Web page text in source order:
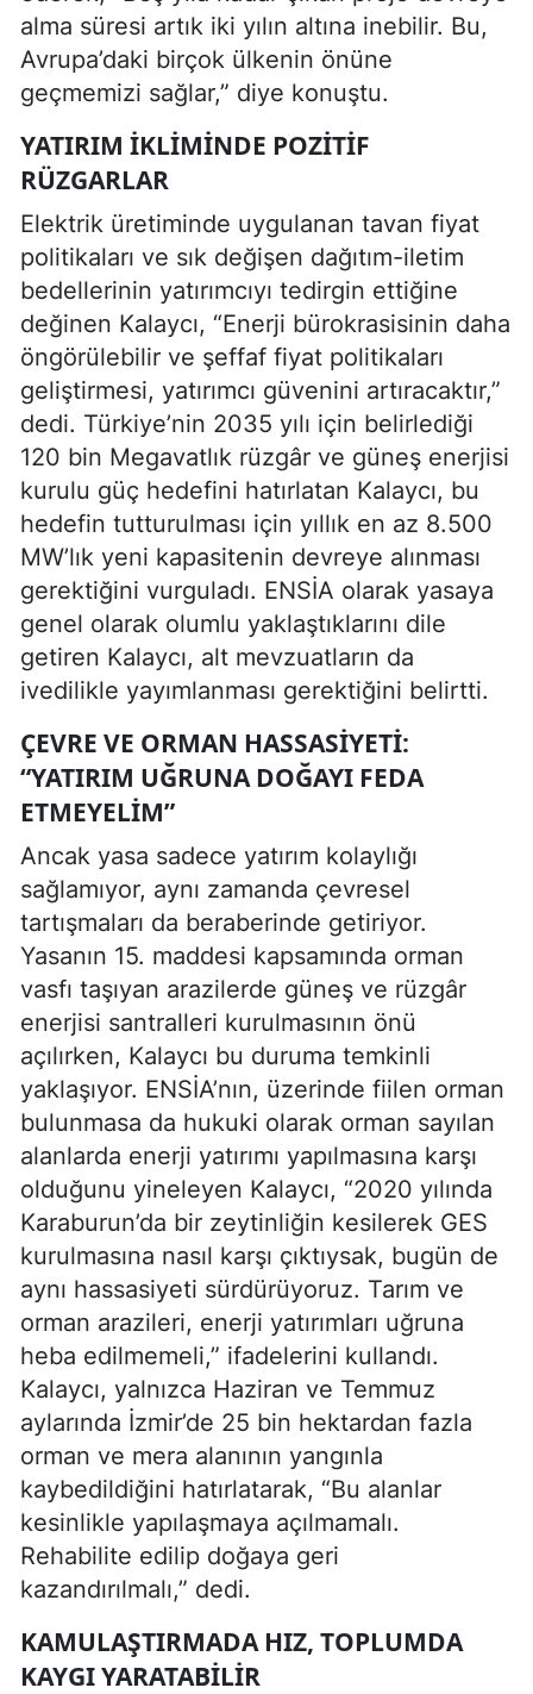
alma süresi artık iki yılın altına inebilir. Bu,
Avrupa’daki birçok ülkenin önüne
geçmemizi sağlar,” diye konuştu.
YATIRIM İKLIMINDE POZITIF
RÜZGARLAR
Elektrik üretiminde uygulanan tavan fiyat
politikaları ve sık değişen dağıtım-iletim
bedellerinin yatırımcıyı tedirgin ettiğine
değinen Kalaycı, “Enerji bürokrasisinin daha
öngörülebilir ve şeffaf fiyat politikaları
geliştirmesi, yatırımcı güvenini artıracaktır,”
dedi. Türkiye’nin 2035 yılı için belirlediği
120 bin Megavatlık rüzgâr ve güneş enerjisi
kurulu güç hedefini hatırlatan Kalaycı, bu
hedefin tutturulması için yıllık en az 8.500
MW’lık yeni kapasitenin devreye alınması
gerektiğini vurguladı. ENSİA olarak yasaya
genel olarak olumlu yaklaştıklarını dile
getiren Kalaycı, alt mevzuatların da
ivedilikle yayımlanması gerektiğini belirtti.
ÇEVRE VE ORMAN HASSASIYETI:
“YATIRIM UĞRUNA DOĞAYI FEDA
ETMEYELIM”
Ancak yasa sadece yatırım kolaylığı
sağlamıyor, aynı zamanda çevresel
tartışmaları da beraberinde getiriyor.
Yasanın 15. maddesi kapsamında orman
vasfı taşıyan arazilerde güneş ve rüzgâr
enerjisi santralleri kurulmasının önü
açılırken, Kalaycı bu duruma temkinli
yaklaşıyor. ENSİA’nın, üzerinde fiilen orman
bulunmasa da hukuki olarak orman sayılan
alanlarda enerji yatırımı yapılmasına karşı
olduğunu yineleyen Kalaycı, “2020 yılında
Karaburun’da bir zeytinliğin kesilerek GES
kurulmasına nasıl karşı çıktıysak, bugün de
aynı hassasiyeti sürdürüyoruz. Tarım ve
orman arazileri, enerji yatırımları uğruna
heba edilmemeli,” ifadelerini kullandı.
Kalaycı, yalnızca Haziran ve Temmuz
aylarında İzmir’de 25 bin hektardan fazla
orman ve mera alanının yangınla
kaybedildiğini hatırlatarak, “Bu alanlar
kesinlikle yapılaşmaya açılmamalı.
Rehabilite edilip doğaya geri
kazandırılmalı,” dedi.
KAMULAŞTIRMADA HIZ, TOPLUMDA
KAYGI YARATABILIR